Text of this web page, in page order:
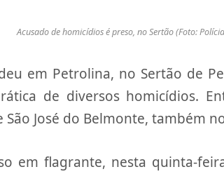
Acusado de homicídios é preso, no Sertão (Foto:
em Petrolina, no Sertão de
de diversos homicídios.
José do Belmonte, também
em flagrante, nesta quinta-